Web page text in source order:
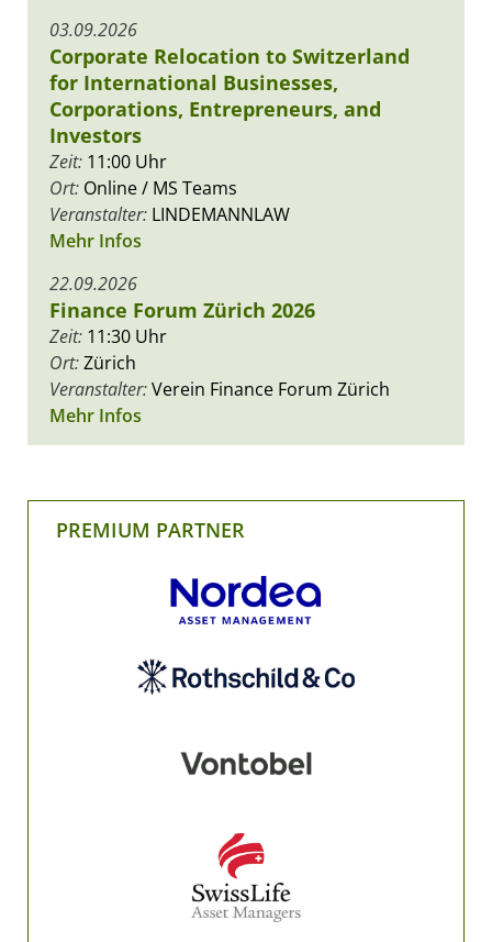
03.09.2026
Corporate Relocation to Switzerland
for International Businesses,
Corporations, Entrepreneurs, and
Investors
Zeit: 11:00 Uhr
Ort: Online / MS Teams
Veranstalter: LINDEMANNLAW
Mehr Infos
22.09.2026
Finance Forum Zürich 2026
Zeit: 11:30 Uhr
Ort:Zürich
Veranstalter:Verein Finance Forum Zürich
Mehr Infos
PREMIUM PARTNER